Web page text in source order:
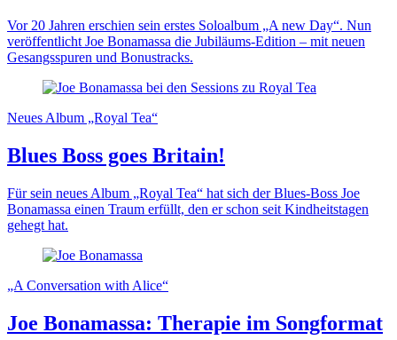
Vor 20 Jahren erschien sein erstes Soloalbum „A new Day“. Nun
veröffentlicht Joe Bonamassa die Jubiläums-Edition – mit neuen
Gesangsspuren und Bonustracks.
Neues Album „Royal Tea“
Blues Boss goes Britain!
Für sein neues Album „Royal Tea“ hat sich der Blues-Boss Joe
Bonamassa einen Traum erfüllt, den er schon seit Kindheitstagen
gehegt hat.
„A Conversation with Alice“
Joe Bonamassa: Therapie im Songformat